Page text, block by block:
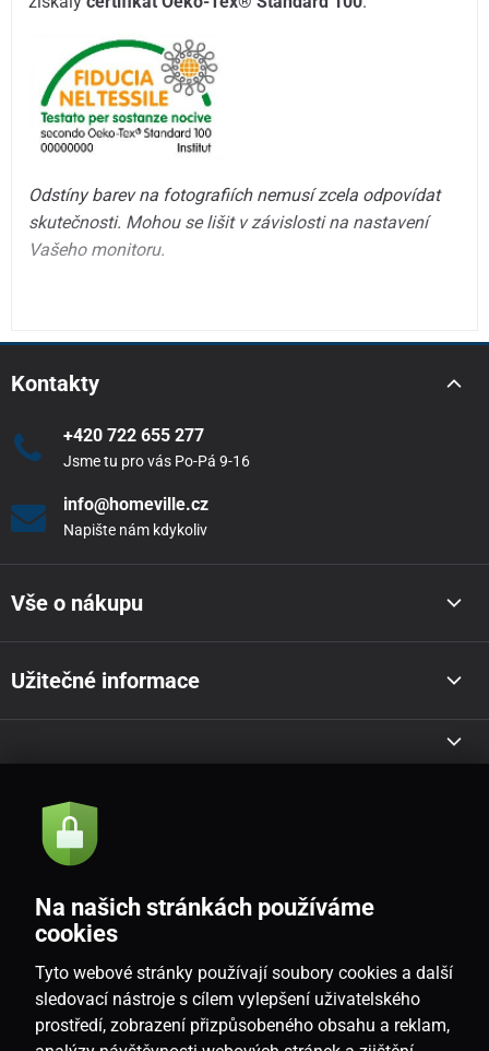
Odstíny barev na fotografiích nemusí zcela odpovídat
skutečnosti. Mohou se lišit v závislosti na nastavení
Vašeho monitoru.
Kontakty
+420 722 655 277
Jsme tu pro vás Po-Pá 9-16
info@homeville.cz
Napište nám kdykoliv
Vše o nákupu
Užitečné informace
Akce a novinky e-mailem
Souhlasím sezásadami zpracování osobních údajů
CZ
Na našich stránkách používáme
cookies
Tyto webové stránky používají soubory cookies a další
sledovací nástroje s cílem vylepšení uživatelského
prostředí, zobrazení přizpůsobeného obsahu a reklam,